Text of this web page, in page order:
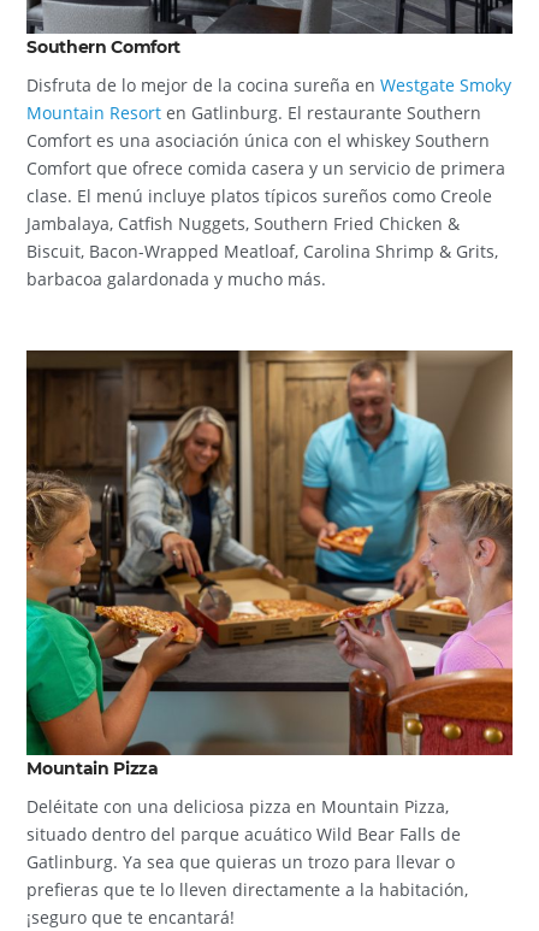
Southern Comfort
Disfruta de lo mejor de la cocina sureña enWestgate Smoky
Mountain Resort en Gatlinburg. El restaurante Southern
Comfort es una asociación única con el whiskey Southern
Comfort que ofrece comida casera y un servicio de primera
clase. El menú incluye platos típicos sureños como Creole
Jambalaya, Catfish Nuggets, Southern Fried Chicken &
Biscuit, Bacon-Wrapped Meatloaf, Carolina Shrimp & Grits,
barbacoa galardonada y mucho más.
Mountain Pizza
Deléitate con una deliciosa pizza en Mountain Pizza,
situado dentro del parque acuático Wild Bear Falls de
Gatlinburg. Ya sea que quieras un trozo para llevar o
prefieras que te lo lleven directamente a la habitación,
¡seguro que te encantará!